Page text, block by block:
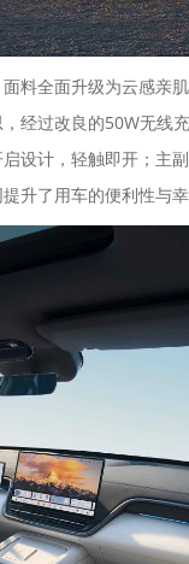
全面升级为云感亲
经过改良的50W无线
设计，轻触即开；主
升了用车的便利性与